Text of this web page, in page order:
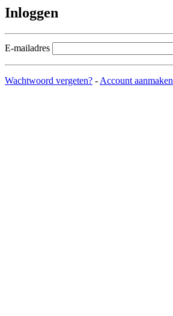
Inloggen
E-mailadres
Wachtwoord vergeten? - Account aanmaken